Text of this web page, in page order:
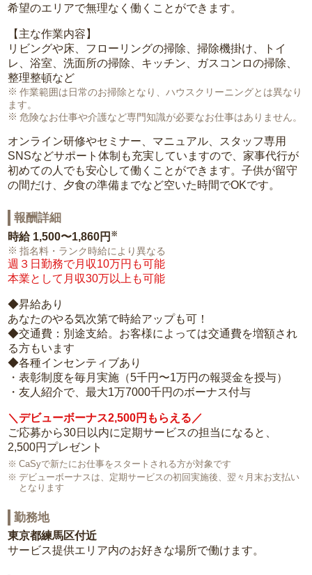
希望のエリアで無理なく働くことができます。
【主な作業内容】
リビングや床、フローリングの掃除、掃除機掛け、トイ
レ、浴室、洗面所の掃除、キッチン、ガスコンロの掃除、
整理整頓など
作業範囲は日常のお掃除となり、ハウスクリーニングとは異なり
ます。
危険なお仕事や介護など専門知識が必要なお仕事はありません。
オンライン研修やセミナー、マニュアル、スタッフ専用
SNSなどサポート体制も充実していますので、家事代行が
初めての人でも安心して働くことができます。子供が留守
の間だけ、夕食の準備までなど空いた時間でOKです。
報酬詳細
時給 1,500〜1,860円 ※
指名料・ランク時給により異なる
週３日勤務で月収10万円も可能
本業として月収30万以上も可能
◆昇給あり
あなたのやる気次第で時給アップも可！
◆交通費：別途支給。お客様によっては交通費を増額され
る方もいます
◆各種インセンティブあり
・表彰制度を毎月実施（5千円〜1万円の報奨金を授与）
・友人紹介で、最大1万7000千円のボーナス付与
＼デビューボーナス2,500円もらえる／
ご応募から30日以内に定期サービスの担当になると、
2,500円プレゼント
CaSyで新たにお仕事をスタートされる方が対象です
デビューボーナスは、定期サービスの初回実施後、翌々月末お支払い
となります
勤務地
東京都練馬区付近
サービス提供エリア内のお好きな場所で働けます。